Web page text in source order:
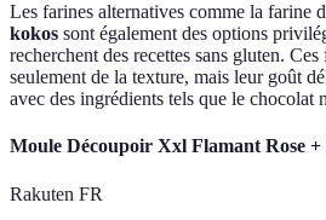
Les farines alternatives comme la farine
kokos sont également des options
recherchent des recettes sans gluten.
seulement de la texture, mais leur goût
avec des ingrédients tels que le chocolat
Moule Découpoir Xxl Flamant Rose
Rakuten FR